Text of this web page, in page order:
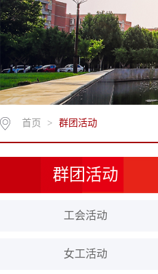
首页 > 群团活动
群团活动
工会活动
女工活动